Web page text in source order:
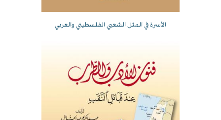
الأسرة في المثل الشعبي الفلسطيني والعربي